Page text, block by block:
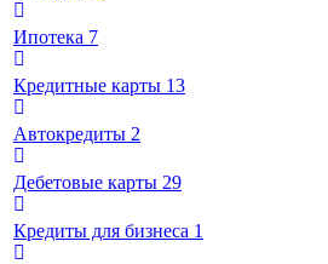
Ипотека 7
Кредитные карты 13
Автокредиты 2
Дебетовые карты 29
Кредиты для бизнеса 1